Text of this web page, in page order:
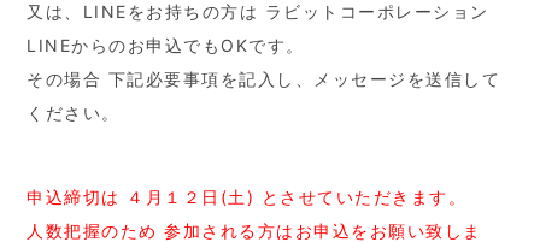
又は、LINEをお持ちの方は ラビットコーポレーション
LINEからのお申込でもOKです。
その場合 下記必要事項を記入し、メッセージを送信して
ください。
申込締切は ４月１２日(土) とさせていただきます。
人数把握のため 参加される方はお申込をお願い致しま